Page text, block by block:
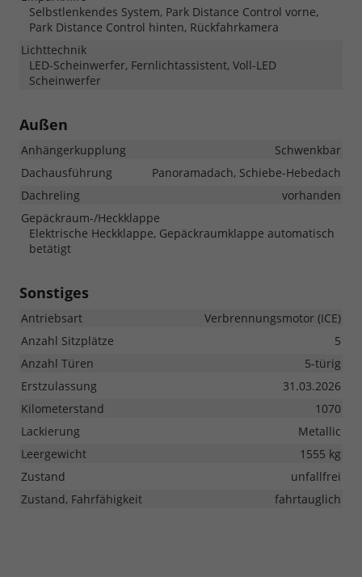
Selbstlenkendes System, Park Distance Control vorne,
Park Distance Control hinten, Rückfahrkamera
Lichttechnik
LED-Scheinwerfer, Fernlichtassistent, Voll-LED
Scheinwerfer
Außen
Anhängerkupplung
Schwenkbar
Dachausführung
Panoramadach, Schiebe-Hebedach
Dachreling
vorhanden
Gepäckraum-/Heckklappe
Elektrische Heckklappe, Gepäckraumklappe automatisch
betätigt
Sonstiges
Antriebsart
Verbrennungsmotor (ICE)
Anzahl Sitzplätze
5
Anzahl Türen
5-türig
Erstzulassung
31.03.2026
Kilometerstand
1070
Lackierung
Metallic
Leergewicht
1555 kg
Zustand
unfallfrei
Zustand, Fahrfähigkeit
fahrtauglich